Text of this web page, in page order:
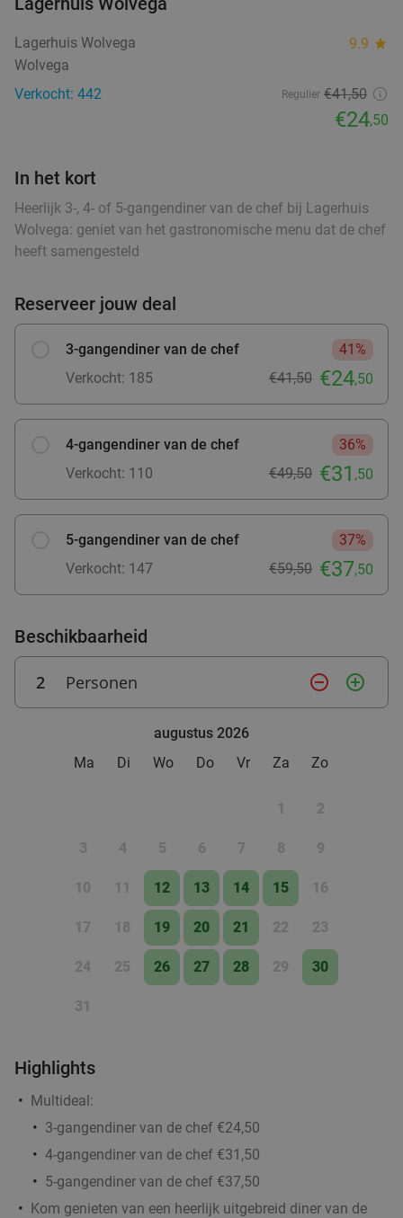
Wo Do
Hof van Oldeberkoop
Oldeberkoop 27 min.directions_car
,90
44%
3-gangen keuzediner bij Heerlijkheid
Vandaag Morgen
Marum
Lagerhuis Wolvega 9.9 star
Wolvega
Verkocht: 442
Regulier €41,50
€24,50
In het kort
Heerlijk 3-, 4- of 5-gangendiner van de chef bij Lagerhuis
Wolvega: geniet van het gastronomische menu dat de chef
heeft samengesteld
Reserveer jouw deal
3-gangendiner van de chef
41%
Verkocht: 185
€41,50 €24,50
4-gangendiner van de chef
36%
Verkocht: 110
€49,50 €31 ,50
5-gangendiner van de chef
37%
Verkocht: 147
€59,50 €37,50
Beschikbaarheid
2 Personen remove_circle_outline add_circle_outline
augustus 2026
Ma
Di Wo Do Vr Za Zo
1 2
3 4 5 6 7 8 9
10 11 12 13 14 15 16
17 18 19 20 21 22 23
24 25 26 27 28 29 30
31
Highlights
Multideal:
3-gangendiner van de chef €24,50
4-gangendiner van de chef €31,50
5-gangendiner van de chef €37,50
Kom genieten van een heerlijk uitgebreid diner van de